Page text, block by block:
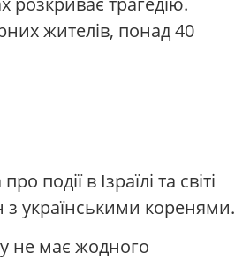
жителів, понад 40
події в Ізраїлі та світі
з українськими коренями.
не має жодного